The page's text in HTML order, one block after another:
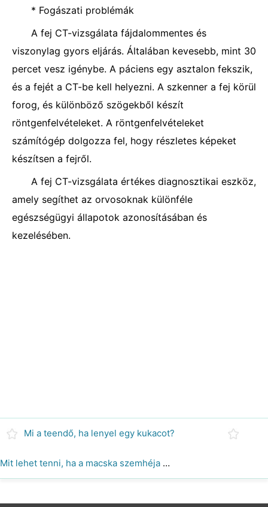
* Fogászati ​​problémák
A fej CT-vizsgálata fájdalommentes és
viszonylag gyors eljárás. Általában kevesebb, mint 30
percet vesz igénybe. A páciens egy asztalon fekszik,
és a fejét a CT-be kell helyezni. A szkenner a fej körül
forog, és különböző szögekből készít
röntgenfelvételeket. A röntgenfelvételeket
számítógép dolgozza fel, hogy részletes képeket
készítsen a fejről.
A fej CT-vizsgálata értékes diagnosztikai eszköz,
amely segíthet az orvosoknak különféle
egészségügyi állapotok azonosításában és
kezelésében.
Mi a teendő, ha lenyel egy kukacot?
Mit lehet tenni, ha a macska szemhéja megduzzad?